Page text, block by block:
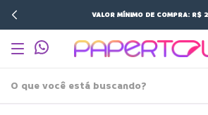
VALOR MÍNIMO DE COMPRA: R$